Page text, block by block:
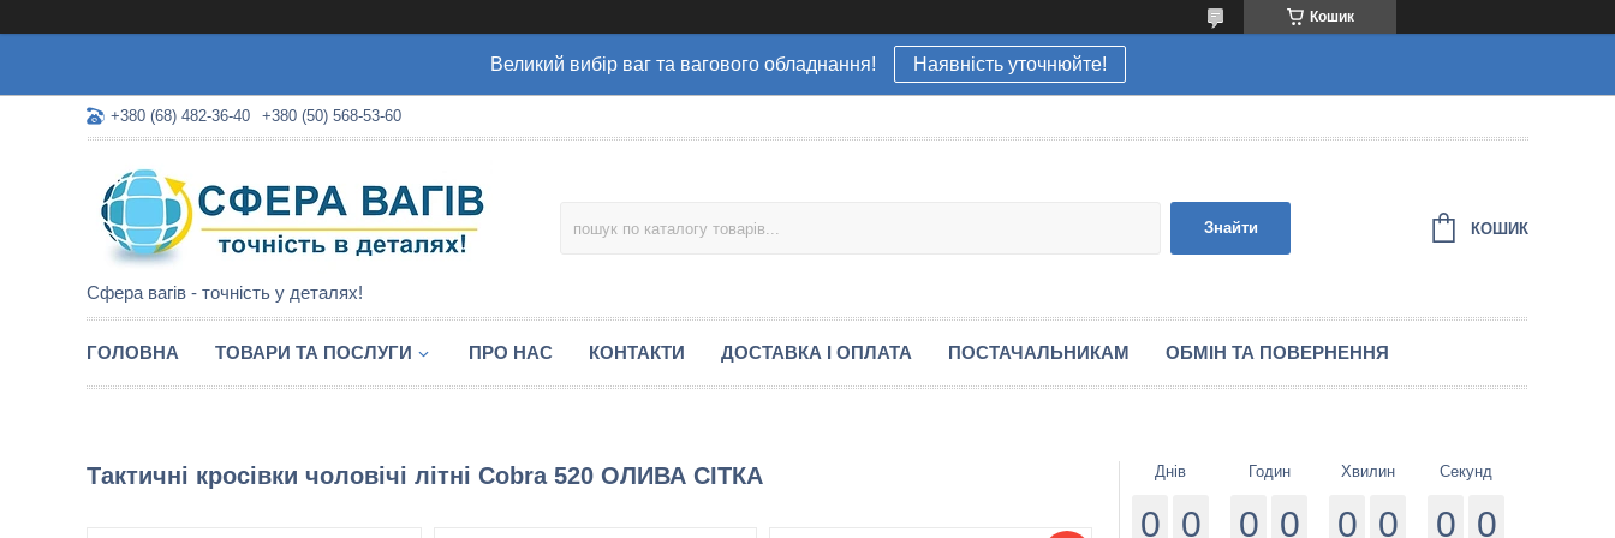
Кошик
Великий вибір ваг та вагового обладнання! Наявність уточнюйте!
+380 (68) 482-36-40 +380 (50) 568-53-60
Сфера вагів - точність у деталях!
Знайти КОШИК
ГОЛОВНА ТОВАРИ ТА ПОСЛУГИ ПРО НАС КОНТАКТИ ДОСТАВКА І ОПЛАТА ПОСТАЧАЛЬНИКАМ ОБМІН ТА ПОВЕРНЕННЯ
Тактичні кросівки чоловічі літні Cobra 520 ОЛИВА СІТКА Днів
0 0
Годин
0 0
Хвилин
0 0
Секунд
0 0